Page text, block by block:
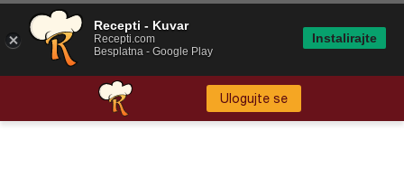
Ulogujte se
Recepti - Kuvar
Recepti.com
Besplatna - Google Play
Instalirajte